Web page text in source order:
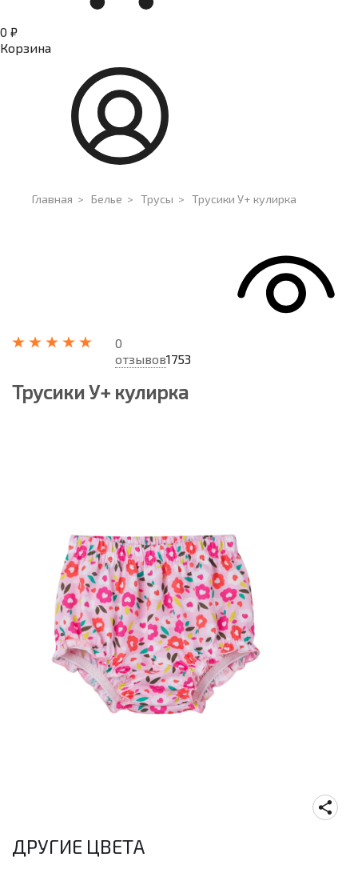
0 ₽
Корзина
Главная > Белье > Трусы > Трусики У+ кулирка
0
отзывов1753
Трусики У+ кулирка
ДРУГИЕ ЦВЕТА